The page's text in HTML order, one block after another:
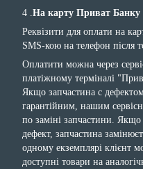
4 . На карту Приват Банку
Реквізити для оплати на
SMS-кою на телефон після
Оплатити можна через
платіжному терміналі
Якщо запчастина с
гарантійним, нашим
по заміні запчастини.
дефект, запчастина
одному екземплярі клієнт
доступні товари на